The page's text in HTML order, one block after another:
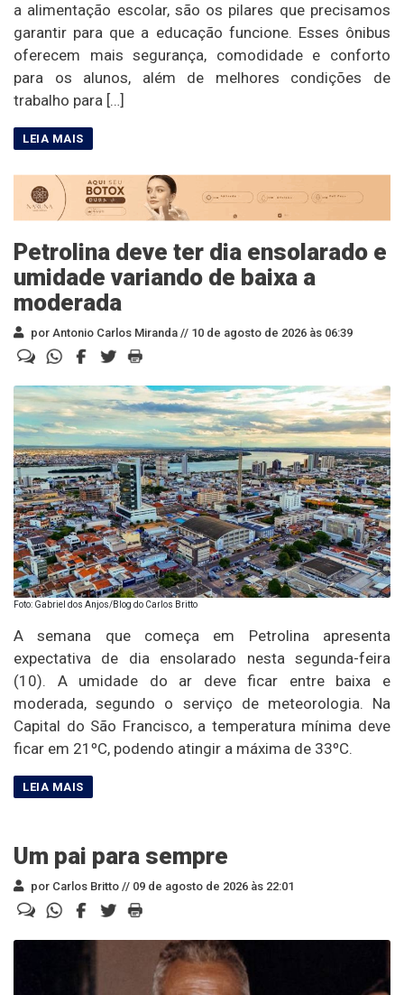
a alimentação escolar, são os pilares que precisamos
garantir para que a educação funcione. Esses ônibus
oferecem mais segurança, comodidade e conforto
para os alunos, além de melhores condições de
trabalho para […]
Petrolina deve ter dia ensolarado e
umidade variando de baixa a
moderada
por Antonio Carlos Miranda // 10 de agosto de 2026 às 06:39
Foto: Gabriel dos Anjos/Blog do Carlos Britto
A semana que começa em Petrolina apresenta
expectativa de dia ensolarado nesta segunda-feira
(10). A umidade do ar deve ficar entre baixa e
moderada, segundo o serviço de meteorologia. Na
Capital do São Francisco, a temperatura mínima deve
ficar em 21ºC, podendo atingir a máxima de 33ºC.
Um pai para sempre
por Carlos Britto // 09 de agosto de 2026 às 22:01